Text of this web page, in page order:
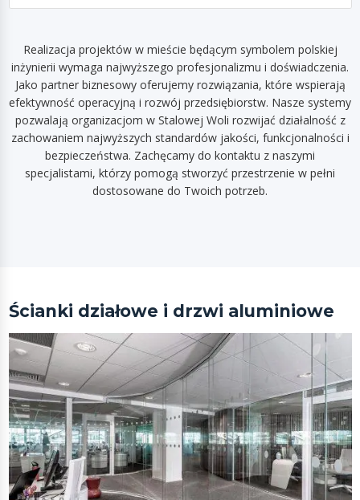
Realizacja projektów w mieście będącym symbolem polskiej
inżynierii wymaga najwyższego profesjonalizmu i doświadczenia.
Jako partner biznesowy oferujemy rozwiązania, które wspierają
efektywność operacyjną i rozwój przedsiębiorstw. Nasze systemy
pozwalają organizacjom w Stalowej Woli rozwijać działalność z
zachowaniem najwyższych standardów jakości, funkcjonalności i
bezpieczeństwa. Zachęcamy do kontaktu z naszymi
specjalistami, którzy pomogą stworzyć przestrzenie w pełni
dostosowane do Twoich potrzeb.
Ścianki działowe i drzwi aluminiowe